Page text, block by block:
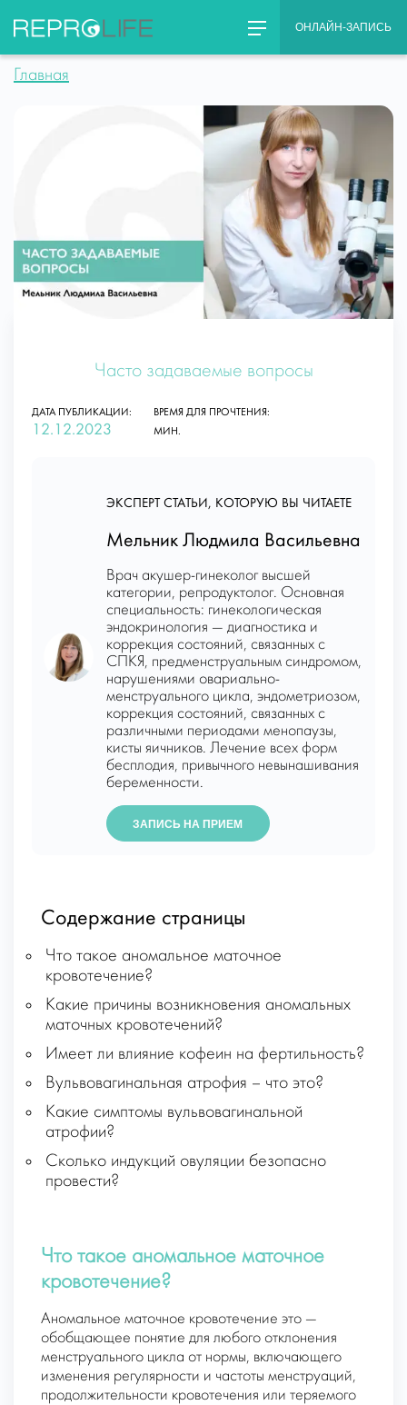
content
ОНЛАЙН-ЗАПИСЬ
Главная
Часто задаваемые вопросы
ДАТА ПУБЛИКАЦИИ:
12.12.2023
ВРЕМЯ ДЛЯ ПРОЧТЕНИЯ:
МИН.
ЭКСПЕРТ СТАТЬИ, КОТОРУЮ ВЫ ЧИТАЕТЕ
Мельник Людмила Васильевна
Врач акушер-гинеколог высшей
категории, репродуктолог. Основная
специальность: гинекологическая
эндокринология — диагностика и
коррекция состояний, связанных с
СПКЯ, предменструальным синдромом,
нарушениями овариально-
менструального цикла, эндометриозом,
коррекция состояний, связанных с
различными периодами менопаузы,
кисты яичников. Лечение всех форм
бесплодия, привычного невынашивания
беременности.
ЗАПИСЬ НА ПРИЕМ
Содержание страницы
Что такое аномальное маточное
кровотечение?
Какие причины возникновения аномальных
маточных кровотечений?
Имеет ли влияние кофеин на фертильность?
Вульвовагинальная атрофия – что это?
Какие симптомы вульвовагинальной
атрофии?
Сколько индукций овуляции безопасно
провести?
Что такое аномальное маточное
кровотечение?
Аномальное маточное кровотечение это —
обобщающее понятие для любого отклонения
менструального цикла от нормы, включающего
изменения регулярности и частоты менструаций,
продолжительности кровотечения или теряемого